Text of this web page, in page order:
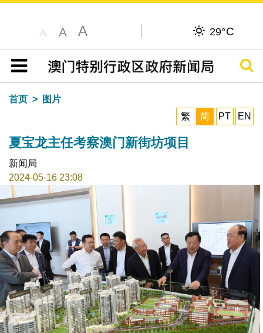
A A A 29°C
目录
搜寻
首页
图片
繁
简 PT EN
夏宝龙主任考察澳门新街坊项目
新闻局
2024-05-16 23:08